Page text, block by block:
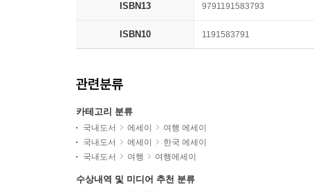
ISBN13 9791191583793
ISBN10 1191583791
관련분류
카테고리 분류
국내도서 에세이
여행 에세이
국내도서
에세이
한국 에세이
국내도서
여행 여행에세이
수상내역 및 미디어 추천 분류